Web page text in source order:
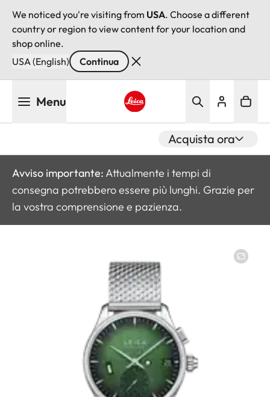
We noticed you're visiting from USA. Choose a different
country or region to view content for your location and
shop online.
USA (English)
Continua
Menu
Acquista ora
Avviso importante: Attualmente i tempi di
consegna potrebbero essere più lunghi. Grazie per
la vostra comprensione e pazienza.